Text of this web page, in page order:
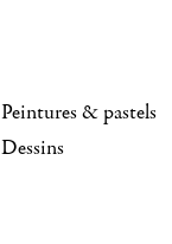
Peintures & pastels
Dessins